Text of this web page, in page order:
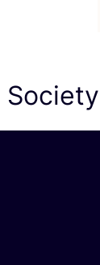
Society